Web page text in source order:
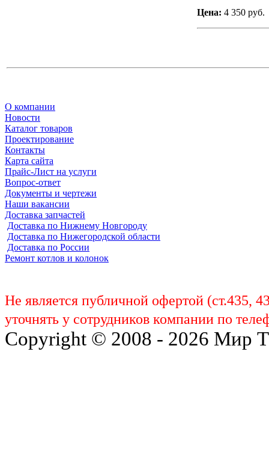
Цена: 4 350 руб.
О компании
Новости
Каталог товаров
Проектирование
Контакты
Карта сайта
Прайс-Лист на услуги
Вопрос-ответ
Документы и чертежи
Наши вакансии
Доставка запчастей
Доставка по Нижнему Новгороду
Доставка по Нижегородской области
Доставка по России
Ремонт котлов и колонок
Не является публичной офертой (ст.435,
уточнять у сотрудников компании по
Copyright © 2008 - 2026 Мир